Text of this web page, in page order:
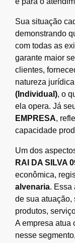
Sua situação
demonstrando
com todas as
garante maior
clientes,
natureza
(Individual), o
ela opera. Já
EMPRESA,
capacidade
Um dos
RAI DA SILVA
econômica,
alvenaria. Essa
de sua atuação,
produtos,
A empresa atua
nesse